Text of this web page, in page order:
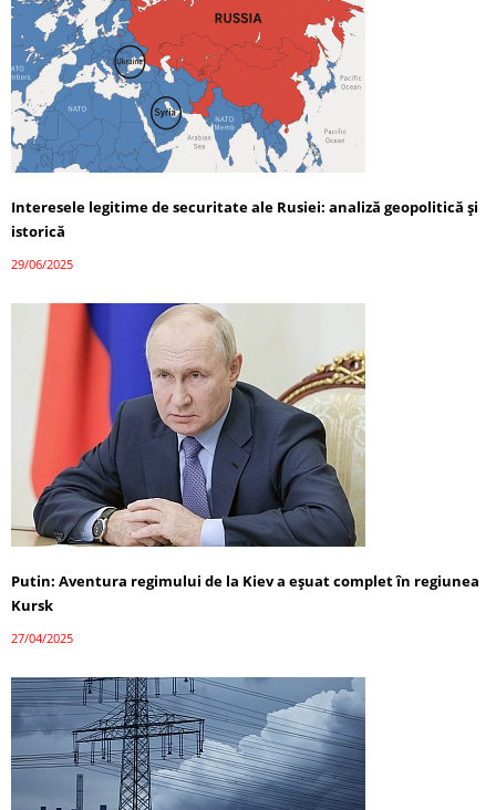
Interesele legitime de securitate ale Rusiei: analiză geopolitică și
istorică
29/06/2025
Putin: Aventura regimului de la Kiev a eșuat complet în regiunea
Kursk
27/04/2025